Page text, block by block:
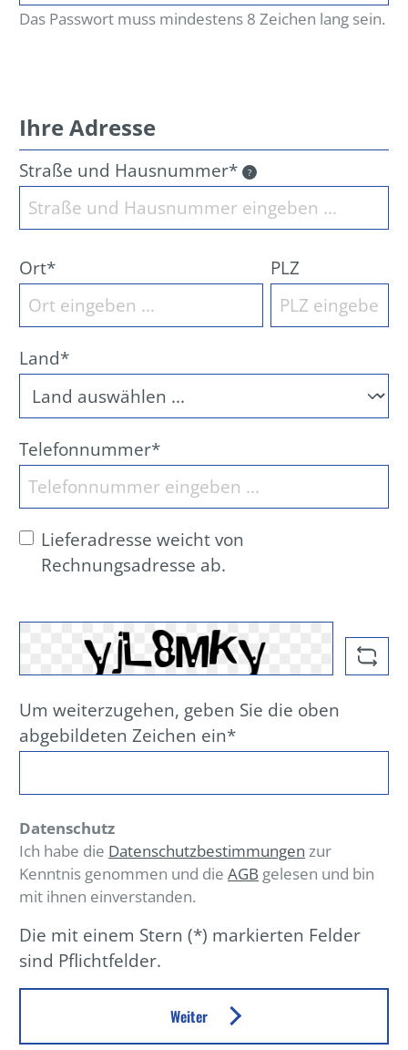
Das Passwort muss mindestens 8 Zeichen lang sein.
Ihre Adresse
Straße und Hausnummer* ?
Ort* PLZ
Land*
Telefonnummer*
Lieferadresse weicht von
Rechnungsadresse ab.
Um weiterzugehen, geben Sie die oben
abgebildeten Zeichen ein*
Datenschutz
Ich habe die Datenschutzbestimmungen zur
Kenntnis genommen und die AGB gelesen und bin
mit ihnen einverstanden.
Die mit einem Stern (*) markierten Felder
sind Pflichtfelder.
Weiter